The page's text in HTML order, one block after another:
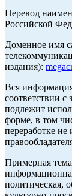
Перевод
Российской
Доменное имя
издания):
Вся
соответствии с
подлежит
форме, в том
переработке не
Примерная
политическая,